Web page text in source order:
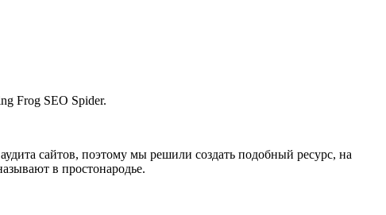
Frog SEO Spider.
сайтов, поэтому мы решили создать подобный ресурс, на
в простонародье.